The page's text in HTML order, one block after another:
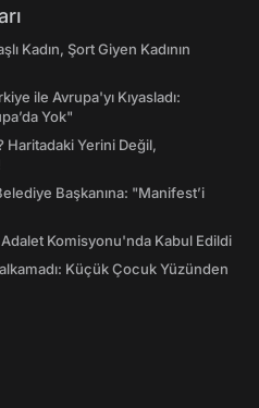
Kadın, Şort Giyen Kadının
ile Avrupa'yı Kıyasladı:
Yok"
Haritadaki Yerini Değil,
Başkanına: "Manifest’i
Adalet Komisyonu'nda Kabul Edildi
Küçük Çocuk Yüzünden